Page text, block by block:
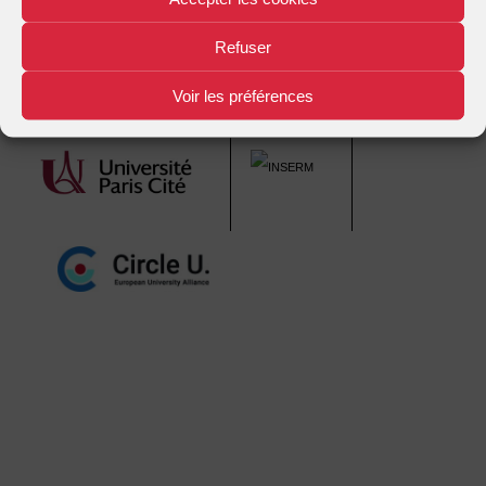
Refuser
Voir les préférences
navigation
Mentions légales | Plan d'accès | Nous contacter